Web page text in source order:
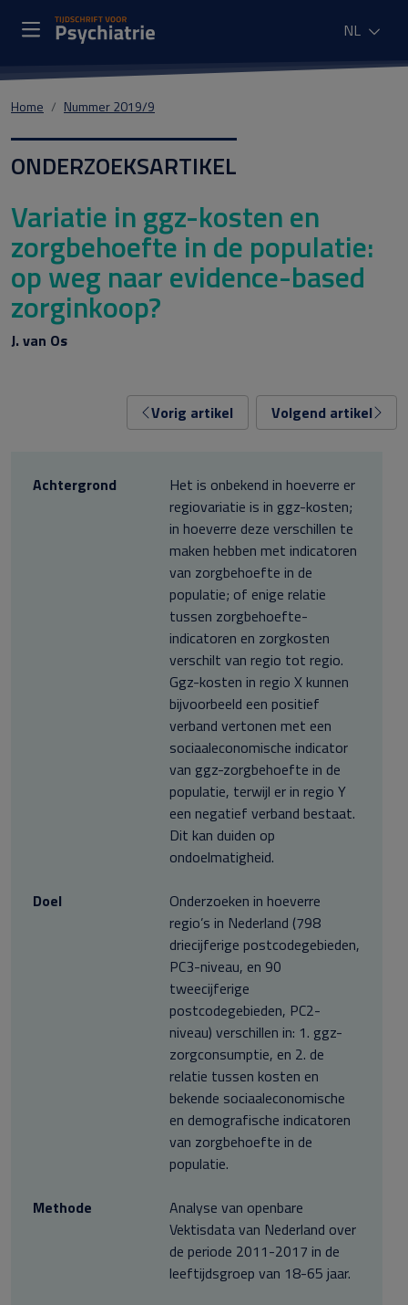
NL
Home Nummer 2019/9
ONDERZOEKSARTIKEL
Variatie in ggz-kosten en
zorgbehoefte in de populatie:
op weg naar evidence-based
zorginkoop?
J. van Os
Vorig artikel Volgend artikel
Achtergrond
Het is onbekend in hoeverre er
regiovariatie is in ggz-kosten;
in hoeverre deze verschillen te
maken hebben met indicatoren
van zorgbehoefte in de
populatie; of enige relatie
tussen zorgbehoefte-
indicatoren en zorgkosten
verschilt van regio tot regio.
Ggz-kosten in regio X kunnen
bijvoorbeeld een positief
verband vertonen met een
sociaaleconomische indicator
van ggz-zorgbehoefte in de
populatie, terwijl er in regio Y
een negatief verband bestaat.
Dit kan duiden op
ondoelmatigheid.
Doel
Onderzoeken in hoeverre
regio’s in Nederland (798
driecijferige postcodegebieden,
PC3-niveau, en 90
tweecijferige
postcodegebieden, PC2-
niveau) verschillen in: 1. ggz-
zorgconsumptie, en 2. de
relatie tussen kosten en
bekende sociaaleconomische
en demografische indicatoren
van zorgbehoefte in de
populatie.
Methode
Analyse van openbare
Vektisdata van Nederland over
de periode 2011-2017 in de
leeftijdsgroep van 18-65 jaar.